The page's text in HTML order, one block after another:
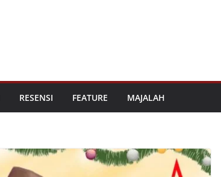
RESENSI FEATURE MAJALAH